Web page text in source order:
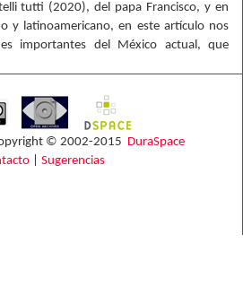
tutti (2020), del papa Francisco, y en
y latinoamericano, en este artículo nos
importantes del México actual, que
© 2002-2015 DuraSpace
| Sugerencias